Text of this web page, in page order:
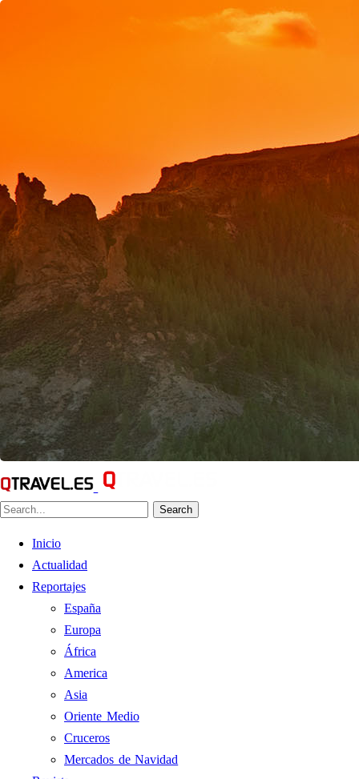
Search
Inicio
Actualidad
Reportajes
España
Europa
África
America
Asia
Oriente Medio
Cruceros
Mercados de Navidad